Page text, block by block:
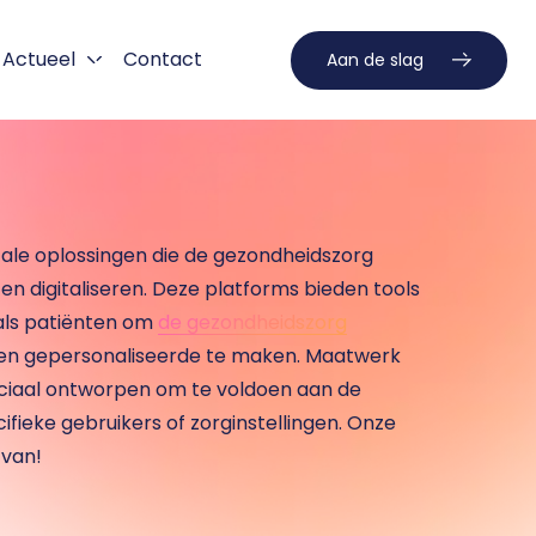
Actueel Contact Aan de slag
oplossingen die de gezondheidszorg
digitaliseren. Deze platforms bieden tools
patiënten om de gezondheidszorg
gepersonaliseerde te maken. Maatwerk
ontworpen om te voldoen aan de
gebruikers of zorginstellingen. Onze